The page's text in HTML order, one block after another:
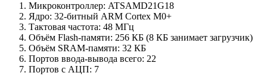
Микроконтроллер: ATSAMD21G18
Ядро: 32-битный ARM Cortex M0+
Тактовая частота: 48 МГц
Объём Flash-памяти: 256 КБ (8 КБ занимает загрузчик)
Объём SRAM-памяти: 32 КБ
Портов ввода-вывода всего: 22
Портов с АЦП: 7